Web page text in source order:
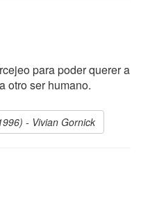
para poder querer a
otro ser humano.
- Vivian Gornick